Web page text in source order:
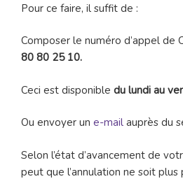
Pour ce faire, il suffit de :
Composer le numéro d’appel de
80 80 25 10.
Ceci est disponible du lundi au
Ou envoyer un e-mail auprès du
Selon l’état d’avancement de
peut que l’annulation ne soit plus